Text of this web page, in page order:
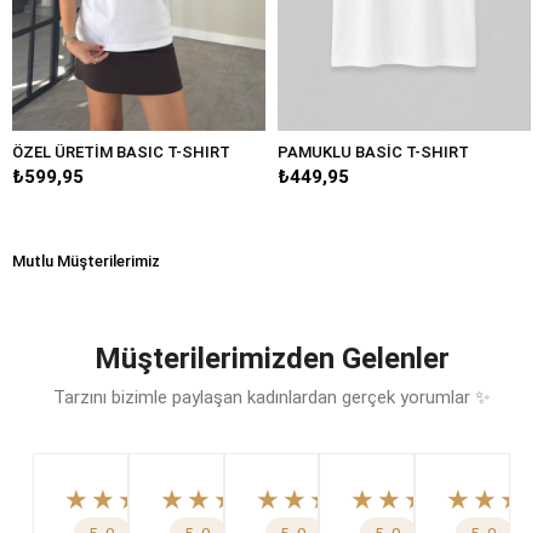
ÖZEL ÜRETİM BASIC T-SHIRT
₺599,95
PAMUKLU BASİC T-SHIRT
₺449,95
Mutlu Müşterilerimiz
Müşterilerimizden Gelenler
Tarzını bizimle paylaşan kadınlardan gerçek yorumlar ✨
★★★★★★★★★★★★★★★★★★★★